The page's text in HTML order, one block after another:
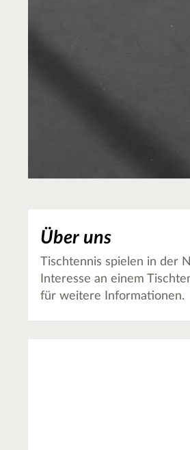
Über uns
Tischtennis spielen in der
Interesse an einem
für weitere Informationen.